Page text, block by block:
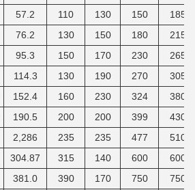
57.2 110 130 150
185
76.2 130 150 180
215
95.3 150 170 230
265
114.3 130 190 270
305
152.4 160 230 324
380
190.5 200 200 399
430
2,286 235 235 477
510
304.87 315 140 600
600
381.0 390 170 750
750